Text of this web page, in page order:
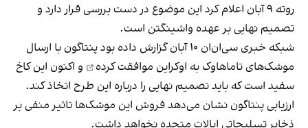
روته ۹ آبان اعلام کرد این موضوع در دست بررسی قرار دارد و
تصمیم نهایی بر عهده واشینگتن است.
شبکه خبری سی‌ان‌ان ۱۰ آبان گزارش داده بود پنتاگون با ارسال
موشک‌های تاماهاوک به اوکراین موافقت کرده
و اکنون این کاخ
سفید است که باید تصمیم نهایی را درباره این طرح اتخاذ کند.
ارزیابی پنتاگون نشان می‌دهد فروش این موشک‌ها تاثیر منفی بر
ذخایر تسلیحاتی ایالات متحده نخواهد داشت.